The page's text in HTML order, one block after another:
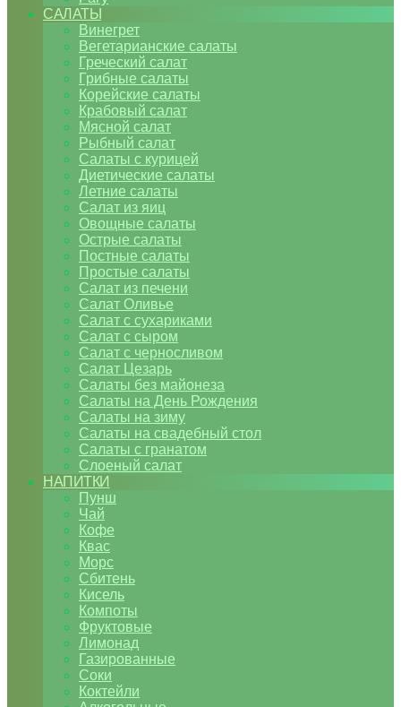
САЛАТЫ
Винегрет
Вегетарианские салаты
Греческий салат
Грибные салаты
Корейские салаты
Крабовый салат
Мясной салат
Рыбный салат
Салаты с курицей
Диетические салаты
Летние салаты
Салат из яиц
Овощные салаты
Острые салаты
Постные салаты
Простые салаты
Салат из печени
Салат Оливье
Салат с сухариками
Салат с сыром
Салат с черносливом
Салат Цезарь
Салаты без майонеза
Салаты на День Рождения
Салаты на зиму
Салаты на свадебный стол
Салаты с гранатом
Слоеный салат
НАПИТКИ
Пунш
Чай
Кофе
Квас
Морс
Сбитень
Кисель
Компоты
Фруктовые
Лимонад
Газированные
Соки
Коктейли